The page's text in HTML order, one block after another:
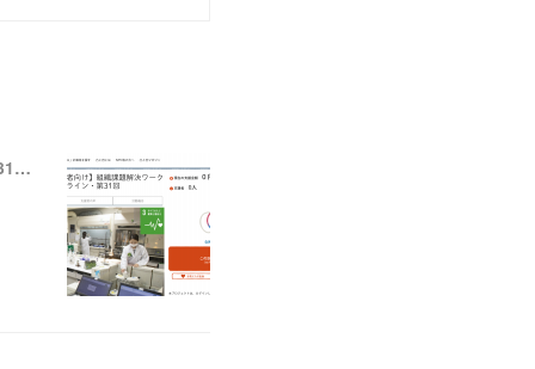
【ニュース】いわき放射能市民測定室 たらちね：「組織課題解決ワークショップ＠オンライン・第31回」の支援者募集を開始しました